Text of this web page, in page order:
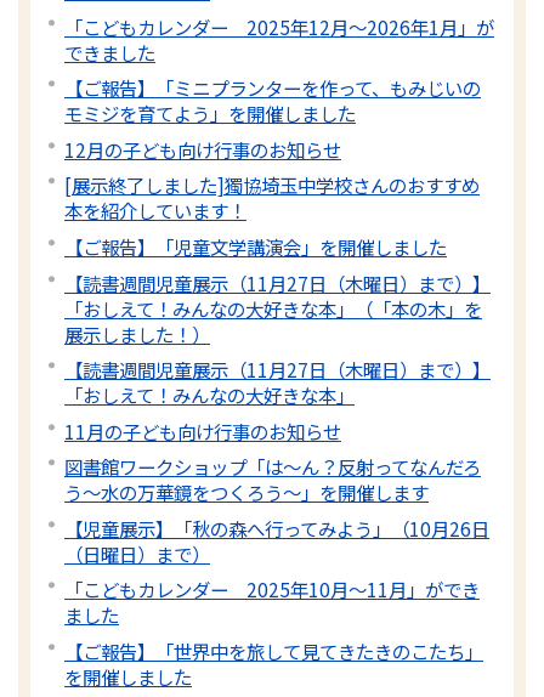
「こどもカレンダー 2025年12月～2026年1月」が
できました
【ご報告】「ミニプランターを作って、もみじいの
モミジを育てよう」を開催しました
12月の子ども向け行事のお知らせ
[展示終了しました]獨協埼玉中学校さんのおすすめ
本を紹介しています！
【ご報告】「児童文学講演会」を開催しました
【読書週間児童展示（11月27日（木曜日）まで）】
「おしえて！みんなの大好きな本」（「本の木」を
展示しました！）
【読書週間児童展示（11月27日（木曜日）まで）】
「おしえて！みんなの大好きな本」
11月の子ども向け行事のお知らせ
図書館ワークショップ「は～ん？反射ってなんだろ
う～水の万華鏡をつくろう～」を開催します
【児童展示】「秋の森へ行ってみよう」（10月26日
（日曜日）まで）
「こどもカレンダー 2025年10月～11月」ができ
ました
【ご報告】「世界中を旅して見てきたきのこたち」
を開催しました